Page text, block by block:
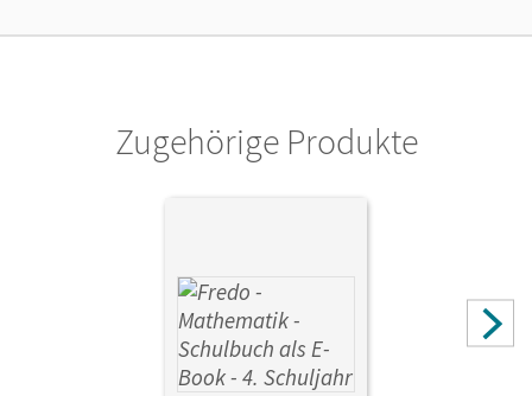
Unterrichtsmanagers solange das Lehrwerk erhältlich ist.
Zugehörige Produkte